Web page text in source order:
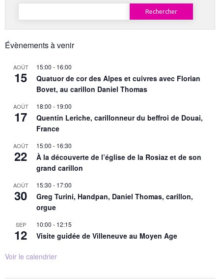
Rechercher :
Évènements à venir
AOÛT
15
15:00 - 16:00
Quatuor de cor des Alpes et cuivres avec Florian
Bovet, au carillon Daniel Thomas
AOÛT
17
18:00 - 19:00
Quentin Leriche, carillonneur du beffroi de Douai,
France
AOÛT
22
15:00 - 16:30
À la découverte de l’église de la Rosiaz et de son
grand carillon
AOÛT
30
15:30 - 17:00
Greg Turini, Handpan, Daniel Thomas, carillon,
orgue
SEP
12
10:00 - 12:15
Visite guidée de Villeneuve au Moyen Age
Voir le calendrier